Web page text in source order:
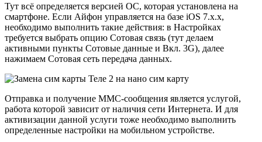
Тут всё определяется версией ОС, которая установлена на
смартфоне. Если Айфон управляется на базе iOS 7.x.x,
необходимо выполнить такие действия: в Настройках
требуется выбрать опцию Сотовая связь (тут делаем
активными пункты Сотовые данные и Вкл. 3G), далее
нажимаем Сотовая сеть передача данных.
Отправка и получение ММС-сообщения является услугой,
работа которой зависит от наличия сети Интернета. И для
активизации данной услуги тоже необходимо выполнить
определенные настройки на мобильном устройстве.